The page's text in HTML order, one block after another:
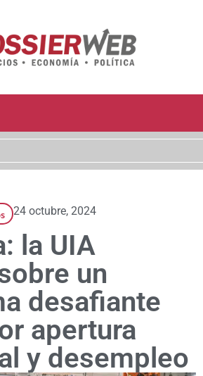
24 octubre, 2024
la UIA
un
desafiante
apertura
y desempleo